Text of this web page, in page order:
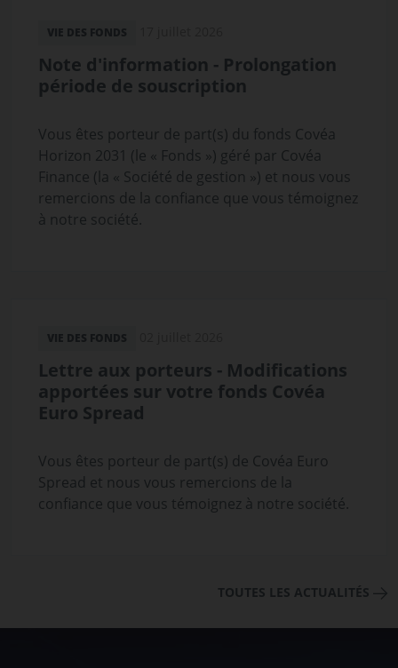
VIE DES FONDS
Note d'information - Prolongation
période de souscription
Vous êtes porteur de part(s) du fonds Covéa
Horizon 2031 (le « Fonds ») géré par Covéa
Finance (la « Société de gestion ») et nous vous
remercions de la confiance que vous témoignez
à notre société.
VIE DES FONDS
Lettre aux porteurs - Modifications
apportées sur votre fonds Covéa
Euro Spread
Vous êtes porteur de part(s) de Covéa Euro
Spread et nous vous remercions de la
confiance que vous témoignez à notre société.
TOUTES LES ACTUALITÉS